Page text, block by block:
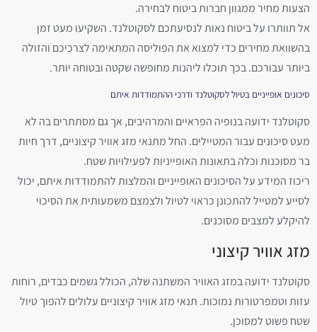
הצעות מחיר ממגוון חברות ביטוח לבחירה.
אל תוותרו על ביטוח נאות לנסיעתכם לסקוטלנד. השקיעו מעט זמן
בהשוואת מחירים כדי למצוא את הפוליסה המתאימה לצרכיכם והזולה
ביותר עבורכם. בכך תוכלו ליהנות מחופשה שקטה ובטוחה יותר.
סיכונים אופייניים בטיול לסקוטלנד ודרכי ההתמודדות איתם
סקוטלנד ידועה בנופיה הפראיים והמרהיבים, אך גם מסתתרים בה לא
מעט סיכונים עבור המטיילים. החל מתנאי מזג אוויר קיצוניים, דרך חיות
בר מסוכנות וכלה בתאונות האופייניות לפעילויות שטח.
ריכוז המידע על הסיכונים האופייניים והמלצות להתמודדות איתם, יכול
לסייע למטייל להתכונן כראוי לטיול ולצמצם משמעותית את הסיכוי
להיקלע למצבים מסוכנים.
מזג אוויר קיצוני
סקוטלנד ידועה במזג האוויר המשתנה שלה, הכולל גשמים כבדים, רוחות
עזות וטמפרטורות נמוכות. תנאי מזג אוויר קיצוניים עלולים להפוך טיול
שטח פשוט למסוכן.